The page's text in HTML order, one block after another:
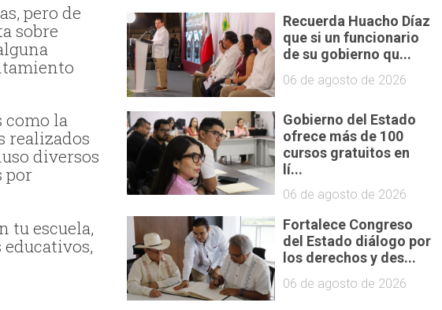
pero de
sobre
como la
realizados
diversos
por
tu escuela,
Recuerda Huacho Díaz
que si un funcionario
de su gobierno qu...
06 de agosto de 2026
Gobierno del Estado
ofrece más de 100
cursos gratuitos en
lí...
06 de agosto de 2026
Fortalece Congreso
del Estado diálogo por
los derechos y des...
06 de agosto de 2026